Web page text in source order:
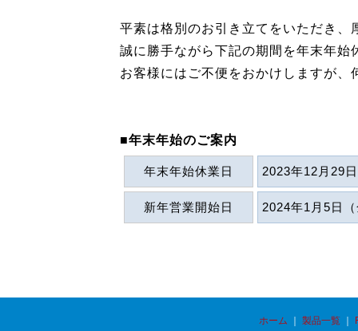
平素は格別のお引き立てをいただき、
誠に勝手ながら下記の期間を年末年始
お客様にはご不便をおかけしますが
■年末年始のご案内
年末年始休業日 2023年12月29
新年営業開始日 2024年1月5日
ホーム 製品一覧